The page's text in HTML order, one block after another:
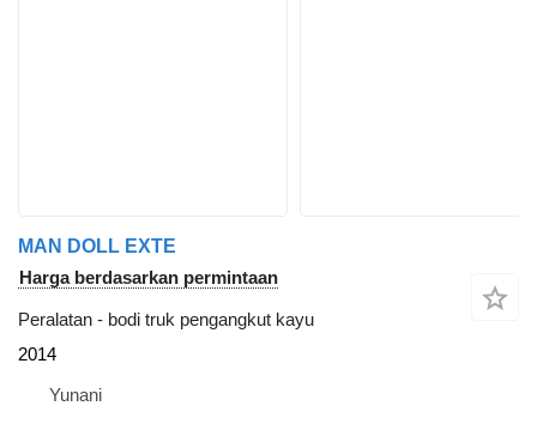
MAN DOLL EXTE
Harga berdasarkan permintaan
Peralatan - bodi truk pengangkut kayu
2014
Yunani